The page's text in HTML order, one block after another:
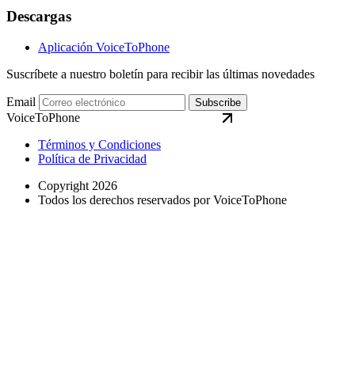
Descargas
Aplicación VoiceToPhone
Suscríbete a nuestro boletín para recibir las últimas novedades
Email Subscribe
VoiceToPhone
Términos y Condiciones
Política de Privacidad
Copyright 2026
Todos los derechos reservados por VoiceToPhone